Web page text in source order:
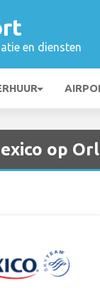
en diensten
op